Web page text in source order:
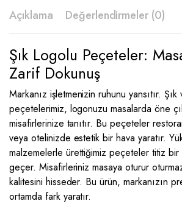
Açıklama Değerlendirmeler (0)
Şık Logolu Peçeteler:
Zarif Dokunuş
Markanız işletmenizin ruhunu yansıtır.
peçetelerimiz, logonuzu masalarda öne
misafirlerinize tanıtır. Bu peçeteler
veya otelinizde estetik bir hava yaratır.
malzemelerle ürettiğimiz peçeteler titiz bir
geçer. Misafirleriniz masaya oturur
kalitesini hisseder. Bu ürün, markanızın
ortamda fark yaratır.